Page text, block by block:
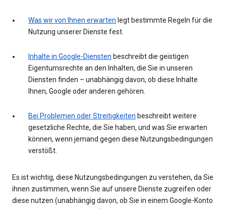
Was wir von Ihnen erwarten legt bestimmte Regeln für die
Nutzung unserer Dienste fest.
Inhalte in Google-Diensten beschreibt die geistigen
Eigentumsrechte an den Inhalten, die Sie in unseren
Diensten finden – unabhängig davon, ob diese Inhalte
Ihnen, Google oder anderen gehören.
Bei Problemen oder Streitigkeiten beschreibt weitere
gesetzliche Rechte, die Sie haben, und was Sie erwarten
können, wenn jemand gegen diese Nutzungsbedingungen
verstößt.
Es ist wichtig, diese Nutzungsbedingungen zu verstehen, da Sie
ihnen zustimmen, wenn Sie auf unsere Dienste zugreifen oder
diese nutzen (unabhängig davon, ob Sie in einem Google-Konto